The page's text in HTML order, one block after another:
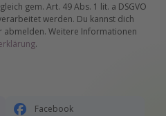
gem. Art. 49 Abs. 1 lit. a DSGVO
werden. Du kannst dich
Weitere Informationen
.
Facebook